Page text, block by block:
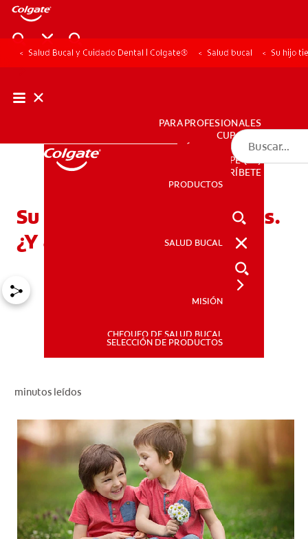
PRODUCTOS
PARA PROFESIONALES
DÓNDE COMPRAR
PARA PROFESIONALES
CUPONES
DÓNDE COMPRAR
PE (ES)
SUSCRÍBETE
PRODUCTOS
SALUD BUCAL
MISIÓN
CHEQUEO DE SALUD BUCAL
SELECCIÓN DE PRODUCTOS
Salud Bucal y Cuidado Dental | Colgate® Salud bucal Su hijo
Su hijo tiene un mesiodens.
¿Y ahora?
minutos leídos